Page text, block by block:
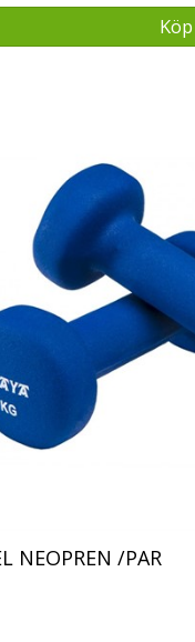
Köp
NEOPREN /PAR